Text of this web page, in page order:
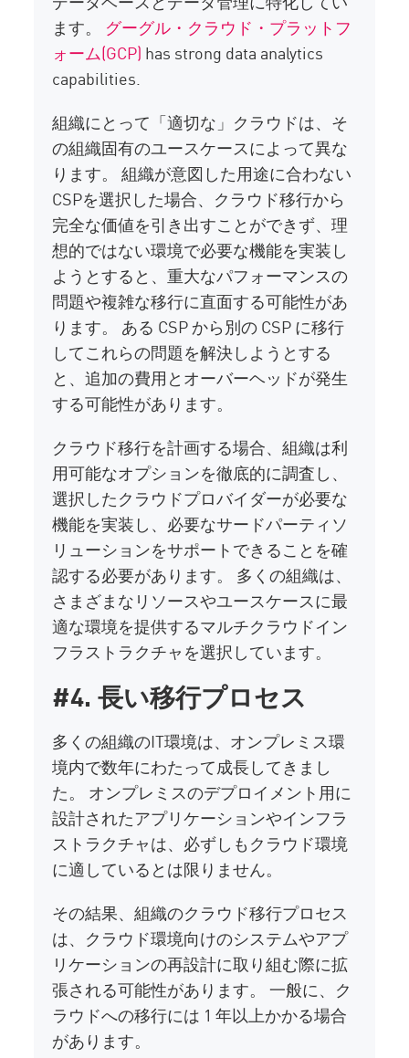
ます。 グーグル・クラウド・プラットフ
ォーム(GCP) has strong data analytics
capabilities.
組織にとって「適切な」クラウドは、そ
の組織固有のユースケースによって異な
ります。 組織が意図した用途に合わない
CSPを選択した場合、クラウド移行から
完全な価値を引き出すことができず、理
想的ではない環境で必要な機能を実装し
ようとすると、重大なパフォーマンスの
問題や複雑な移行に直面する可能性があ
ります。 ある CSP から別の CSP に移行
してこれらの問題を解決しようとする
と、追加の費用とオーバーヘッドが発生
する可能性があります。
クラウド移行を計画する場合、組織は利
用可能なオプションを徹底的に調査し、
選択したクラウドプロバイダーが必要な
機能を実装し、必要なサードパーティソ
リューションをサポートできることを確
認する必要があります。 多くの組織は、
さまざまなリソースやユースケースに最
適な環境を提供するマルチクラウドイン
フラストラクチャを選択しています。
#4. 長い移行プロセス
多くの組織のIT環境は、オンプレミス環
境内で数年にわたって成長してきまし
た。 オンプレミスのデプロイメント用に
設計されたアプリケーションやインフラ
ストラクチャは、必ずしもクラウド環境
に適しているとは限りません。
その結果、組織のクラウド移行プロセス
は、クラウド環境向けのシステムやアプ
リケーションの再設計に取り組む際に拡
張される可能性があります。 一般に、ク
ラウドへの移行には 1 年以上かかる場合
があります。